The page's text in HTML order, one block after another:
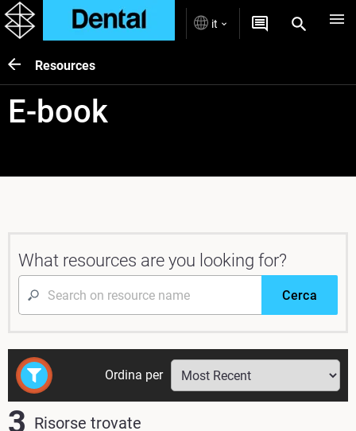
it
Resources
E-book
What resources are you looking for?
Cerca
3 Risorse trovate
Ordina per